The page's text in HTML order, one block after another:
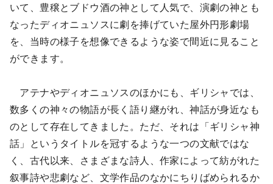
いて、豊穣とブドウ酒の神として人気で、演劇の神とも
なったディオニュソスに劇を捧げていた屋外円形劇場
を、当時の様子を想像できるような姿で間近に見ること
ができます。
アテナやディオニュソスのほかにも、ギリシャでは、
数多くの神々の物語が長く語り継がれ、神話が身近なも
のとして存在してきました。ただ、それは「ギリシャ神
話」というタイトルを冠するような一つの文献ではな
く、古代以来、さまざまな詩人、作家によって紡がれた
叙事詩や悲劇など、文学作品のなかにちりばめられるか